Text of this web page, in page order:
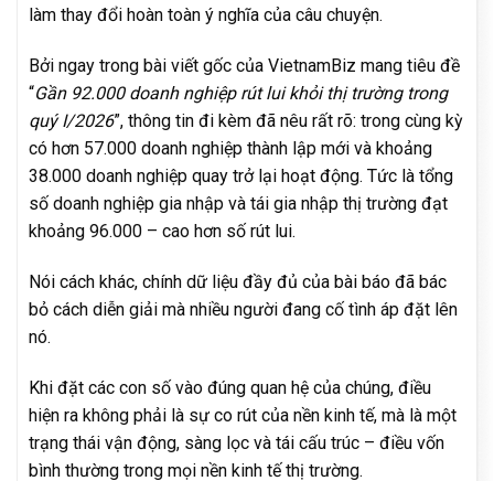
làm thay đổi hoàn toàn ý nghĩa của câu chuyện.
Bởi ngay trong bài viết gốc của VietnamBiz mang tiêu đề
“Gần 92.000 doanh nghiệp rút lui khỏi thị trường trong
quý I/2026”, thông tin đi kèm đã nêu rất rõ: trong cùng kỳ
có hơn 57.000 doanh nghiệp thành lập mới và khoảng
38.000 doanh nghiệp quay trở lại hoạt động. Tức là tổng
số doanh nghiệp gia nhập và tái gia nhập thị trường đạt
khoảng 96.000 – cao hơn số rút lui.
Nói cách khác, chính dữ liệu đầy đủ của bài báo đã bác
bỏ cách diễn giải mà nhiều người đang cố tình áp đặt lên
nó.
Khi đặt các con số vào đúng quan hệ của chúng, điều
hiện ra không phải là sự co rút của nền kinh tế, mà là một
trạng thái vận động, sàng lọc và tái cấu trúc – điều vốn
bình thường trong mọi nền kinh tế thị trường.